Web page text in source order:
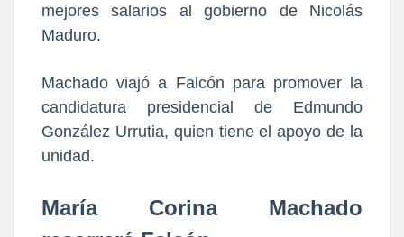
mejores salarios al gobierno de Nicolás
Maduro.
Machado viajó a Falcón para promover la
candidatura presidencial de Edmundo
González Urrutia, quien tiene el apoyo de la
unidad.
María Corina Machado